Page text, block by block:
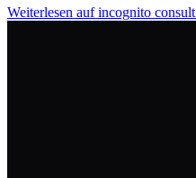
Weiterlesen auf incognito consult